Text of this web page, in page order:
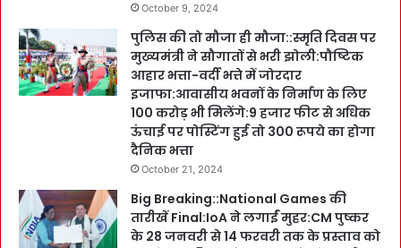
October 9, 2024
पुलिस की तो मौजा ही मौजा::स्मृति दिवस पर
मुख्यमंत्री ने सौगातों से भरी झोली:पौष्टिक
आहार भत्ता-वर्दी भत्ते में जोरदार
इजाफा:आवासीय भवनों के निर्माण के लिए
100 करोड़ भी मिलेंगे:9 हजार फीट से अधिक
ऊंचाई पर पोस्टिंग हुई तो 300 रूपये का होगा
दैनिक भत्ता
October 21, 2024
Big Breaking::National Games की
तारीखें Final:IoA ने लगाईं मुहर:CM पुष्कर
के 28 जनवरी से 14 फरवरी तक के प्रस्ताव को